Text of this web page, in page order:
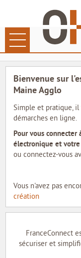
Ouvrir le menu
LES DÉMARCHES
PAIEMENT EN
DÉCHETS
FAMILLE
CONTACTER L'AGGLO
SITE DE L'AGGLO
Bienvenue sur
Maine Agglo
Simple et pratique,
démarches en ligne.
Pour vous
électronique et votre
ou connectez-vous
Vous n'avez pas
création
FranceConnect
sécuriser et